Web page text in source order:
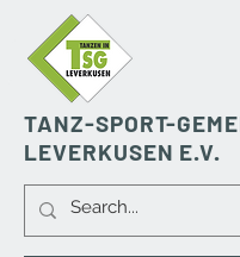
TANZ-SPORT-
LEVERKUSEN E.V.